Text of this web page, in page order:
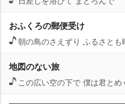
おふくろの郵便受け
朝の鳥のさえずり ふるさとも
地図のない旅
この広い空の下で 僕は君とめ